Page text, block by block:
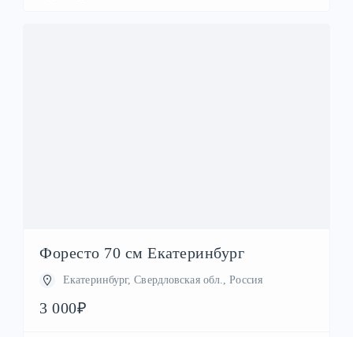
Форесто 70 см Екатеринбург
Екатеринбург, Свердловская обл., Россия
3 000₽